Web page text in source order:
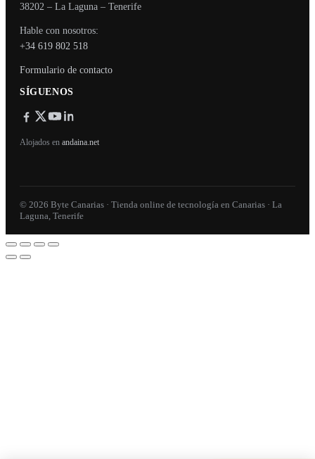
38202 – La Laguna – Tenerife
Hable con nosotros:
+34 619 802 518
Formulario de contacto
SÍGUENOS
Alojados en andaina.net
© 2026 Byte Canarias · Tienda online de tecnología en Canarias · La
Laguna, Tenerife